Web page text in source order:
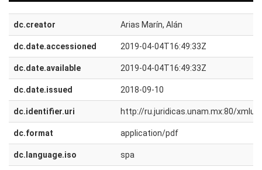
dc.creator Arias Marín, Alán
dc.date.accessioned 2019-04-04T16:49:33Z
dc.date.available 2019-04-04T16:49:33Z
dc.date.issued 2018-09-10
dc.identifier.uri http://ru.juridicas.unam.mx:80/
dc.format application/pdf
dc.language.iso spa